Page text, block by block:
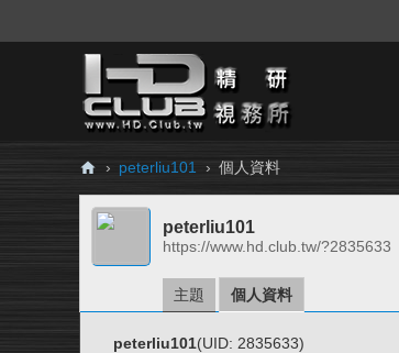
H
Cl
› peterliu101 › 個人資料
peterliu101
https://www.hd.club.tw/?2835633
主題 個人資料
peterliu101(UID: 2835633)